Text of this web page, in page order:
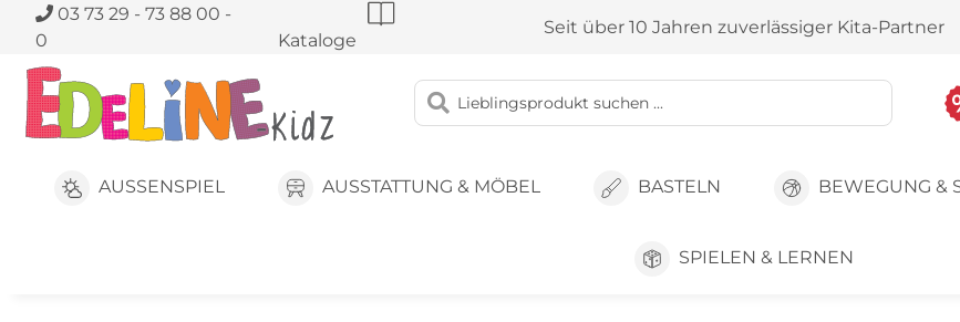
03 73 29 - 73 88 00 -
0
Kataloge
Seit über 10 Jahren zuverlässiger Kita-Partner
AUSSENSPIEL AUSSTATTUNG & MÖBEL BASTELN BEWEGUNG &
SPIELEN & LERNEN